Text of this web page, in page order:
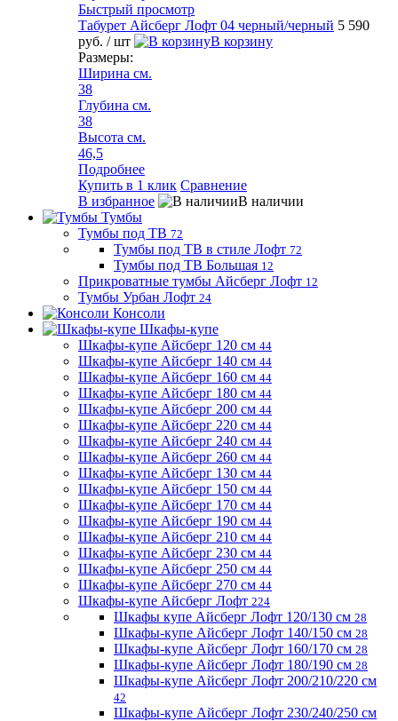
Быстрый просмотр
Табурет Айсберг Лофт 04 черный/черный 5 590
руб. / шт
В корзину
Размеры:
Ширина см.
38
Глубина см.
38
Высота см.
46,5
Подробнее
Купить в 1 клик Сравнение
В избранное
В наличии
Тумбы
Тумбы под ТВ 72
Тумбы под ТВ в стиле Лофт 72
Тумбы под ТВ Большая 12
Прикроватные тумбы Айсберг Лофт 12
Тумбы Урбан Лофт 24
Консоли
Шкафы-купе
Шкафы-купе Айсберг 120 см 44
Шкафы-купе Айсберг 140 см 44
Шкафы-купе Айсберг 160 см 44
Шкафы-купе Айсберг 180 см 44
Шкафы-купе Айсберг 200 см 44
Шкафы-купе Айсберг 220 см 44
Шкафы-купе Айсберг 240 см 44
Шкафы-купе Айсберг 260 см 44
Шкафы-купе Айсберг 130 см 44
Шкафы-купе Айсберг 150 см 44
Шкафы-купе Айсберг 170 см 44
Шкафы-купе Айсберг 190 см 44
Шкафы-купе Айсберг 210 см 44
Шкафы-купе Айсберг 230 см 44
Шкафы-купе Айсберг 250 см 44
Шкафы-купе Айсберг 270 см 44
Шкафы-купе Айсберг Лофт 224
Шкафы купе Айсберг Лофт 120/130 см 28
Шкафы-купе Айсберг Лофт 140/150 см 28
Шкафы-купе Айсберг Лофт 160/170 см 28
Шкафы-купе Айсберг Лофт 180/190 см 28
Шкафы-купе Айсберг Лофт 200/210/220 см
42
Шкафы-купе Айсберг Лофт 230/240/250 см